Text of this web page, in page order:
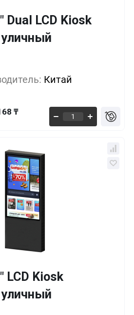
Dual LCD Kiosk
Китай
₸
LCD Kiosk